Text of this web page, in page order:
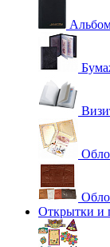
Открытки и